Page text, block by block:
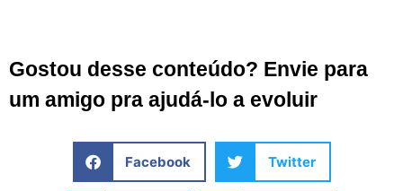
Gostou desse conteúdo? Envie para
um amigo pra ajudá-lo a evoluir
Facebook Twitter